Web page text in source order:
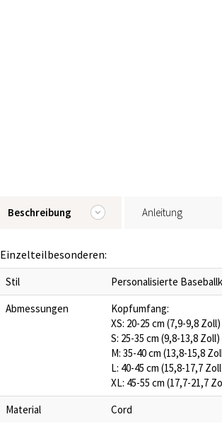
Beschreibung Anleitung
Einzelteilbesonderen:
Stil
Personalisierte
Abmessungen
Kopfumfang:
XS: 20-25 cm (7,9-9,8 Zoll)
S: 25-35 cm (9,8-13,8 Zoll)
M: 35-40 cm (13,8-15,8
L: 40-45 cm (15,8-17,7
XL: 45-55 cm (17,7-21,7
Material
Cord